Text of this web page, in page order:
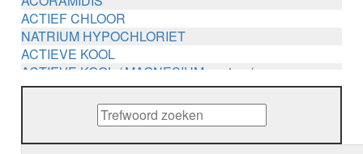
ACTIEF CHLOOR
NATRIUM HYPOCHLORIET
ACTIEVE KOOL
ACTIEVE KOOL / MAGNESIUM zouten /
METHENAMINE
ADALIMUMAB
ADAPALEEN
ADAPALEEN / BENZOYLPEROXIDE